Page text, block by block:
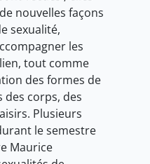
nouvelles façons
sexualité,
les
tout comme
des formes de
des corps, des
Plusieurs
le semestre
Maurice